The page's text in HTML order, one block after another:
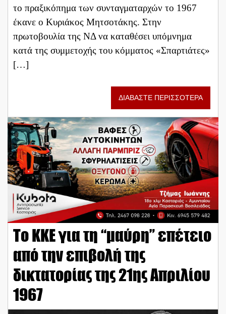
το πραξικόπημα των συνταγματαρχών το 1967
έκανε ο Κυριάκος Μητσοτάκης. Στην
πρωτοβουλία της ΝΔ να καταθέσει υπόμνημα
κατά της συμμετοχής του κόμματος «Σπαρτιάτες»
[…]
ΔΙΑΒΑΣΤΕ ΠΕΡΙΣΣΟΤΕΡΑ
Το ΚΚΕ για τη “μαύρη” επέτειο
από την επιβολή της
δικτατορίας της 21ης Απριλίου
1967